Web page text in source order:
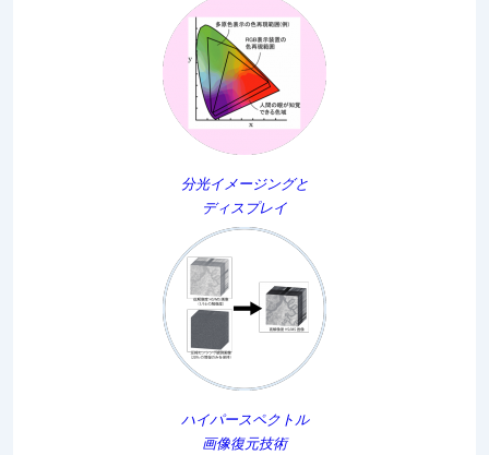
分光イメージングと
ディスプレイ
ハイパースペクトル
画像復元技術